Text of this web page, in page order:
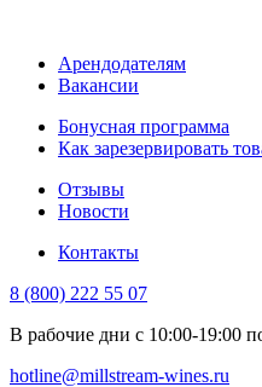
Арендодателям
Вакансии
Бонусная программа
Как зарезервировать
Отзывы
Новости
Контакты
8 (800) 222 55 07
В рабочие дни с 10:00-19:00
hotline@millstream-wines.ru